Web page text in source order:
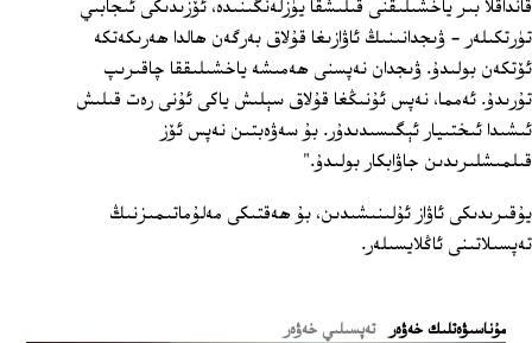
قانداقلا بىر ياخشىلىقنى قىلىشقا يۈزلەنگىنىدە، ئۆزىدىكى ئىجابىي
تۈرتكىلەر - ۋىجدانىنىڭ ئاۋازىغا قۇلاق بەرگەن ھالدا ھەرىكەتكە
ئۆتكەن بولىدۇ. ۋىجدان نەپسنى ھەمىشە ياخشىلىققا چاقىرىپ
تۇرىدۇ. ئەمما، نەپس ئۇنىڭغا قۇلاق سېلىش ياكى ئۇنى رەت قىلىش
ئىشىدا ئىختىيار ئېگىسىدىدۇر. بۇ سەۋەبتىن نەپس ئۆز
قىلمىشلىرىدىن جاۋابكار بولىدۇ."
يۇقىرىدىكى ئاۋاز ئۇلىنىشىدىن، بۇ ھەقتىكى مەلۇماتىمىزنىڭ
تەپسىلاتىنى ئاڭلايسىلەر.
ﻣﯘﻧﺎﺳﯩﯟﻩﺗﻠﯩﻚ ﺧﻪﯞﻩﺭ تەپسىلىي خەۋەر